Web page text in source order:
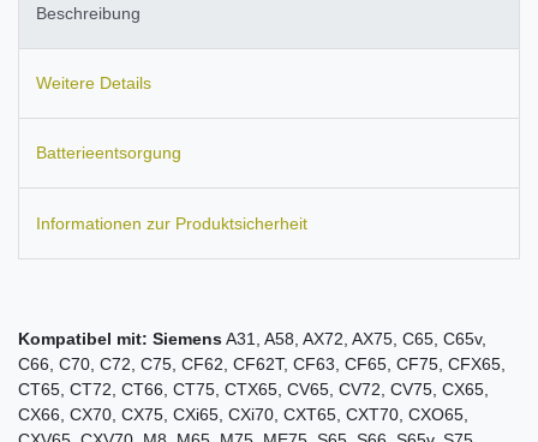
Beschreibung
Weitere Details
Batterieentsorgung
Informationen zur Produktsicherheit
Kompatibel mit: SiemensA31, A58, AX72, AX75, C65, C65v,
C66, C70, C72, C75, CF62, CF62T, CF63, CF65, CF75, CFX65,
CT65, CT72, CT66, CT75, CTX65, CV65, CV72, CV75, CX65,
CX66, CX70, CX75, CXi65, CXi70, CXT65, CXT70, CXO65,